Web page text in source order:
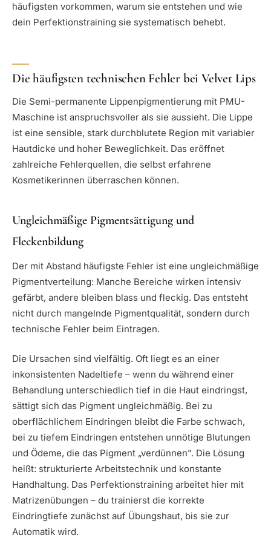
häufigsten vorkommen, warum sie entstehen und wie
dein Perfektionstraining sie systematisch behebt.
Die häufigsten technischen Fehler bei Velvet Lips
Die Semi-permanente Lippenpigmentierung mit PMU-
Maschine ist anspruchsvoller als sie aussieht. Die Lippe
ist eine sensible, stark durchblutete Region mit variabler
Hautdicke und hoher Beweglichkeit. Das eröffnet
zahlreiche Fehlerquellen, die selbst erfahrene
Kosmetikerinnen überraschen können.
Ungleichmäßige Pigmentsättigung und
Fleckenbildung
Der mit Abstand häufigste Fehler ist eine ungleichmäßige
Pigmentverteilung: Manche Bereiche wirken intensiv
gefärbt, andere bleiben blass und fleckig. Das entsteht
nicht durch mangelnde Pigmentqualität, sondern durch
technische Fehler beim Eintragen.
Die Ursachen sind vielfältig. Oft liegt es an einer
inkonsistenten Nadeltiefe – wenn du während einer
Behandlung unterschiedlich tief in die Haut eindringst,
sättigt sich das Pigment ungleichmäßig. Bei zu
oberflächlichem Eindringen bleibt die Farbe schwach,
bei zu tiefem Eindringen entstehen unnötige Blutungen
und Ödeme, die das Pigment „verdünnen”. Die Lösung
heißt: strukturierte Arbeitstechnik und konstante
Handhaltung. Das Perfektionstraining arbeitet hier mit
Matrizenübungen – du trainierst die korrekte
Eindringtiefe zunächst auf Übungshaut, bis sie zur
Automatik wird.